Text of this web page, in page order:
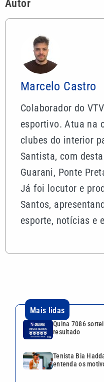
Autor
Marcelo Castro
Colaborador do
esportivo. Atua na
clubes do interior
Santista, com
Guarani, Ponte
Já foi locutor e
Santos,
esporte, notícias e
Mais lidas
Quina 7086
resultado
Tenista Bia
entenda os